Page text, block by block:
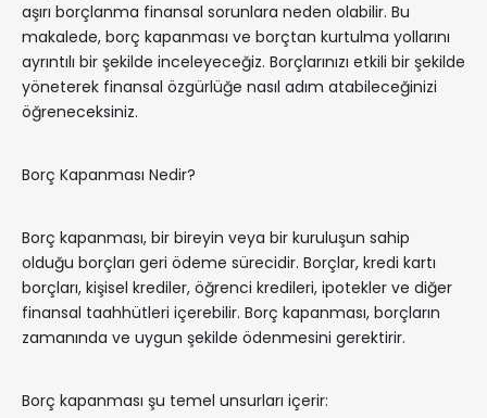
aşırı borçlanma finansal sorunlara neden olabilir. Bu
makalede, borç kapanması ve borçtan kurtulma yollarını
ayrıntılı bir şekilde inceleyeceğiz. Borçlarınızı etkili bir şekilde
yöneterek finansal özgürlüğe nasıl adım atabileceğinizi
öğreneceksiniz.
Borç Kapanması Nedir?
Borç kapanması, bir bireyin veya bir kuruluşun sahip
olduğu borçları geri ödeme sürecidir. Borçlar, kredi kartı
borçları, kişisel krediler, öğrenci kredileri, ipotekler ve diğer
finansal taahhütleri içerebilir. Borç kapanması, borçların
zamanında ve uygun şekilde ödenmesini gerektirir.
Borç kapanması şu temel unsurları içerir: